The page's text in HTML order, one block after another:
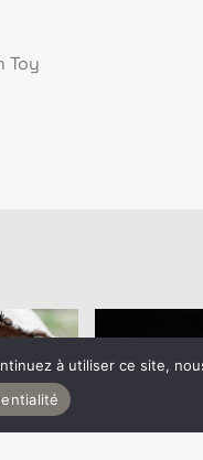
Toy
à utiliser ce site,